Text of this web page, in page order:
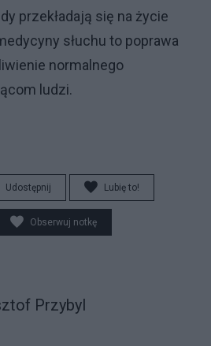
przekładają się na życie
słuchu to poprawa
normalnego
ludzi.
Udostępnij Lubię to!
Obserwuj notkę
Przybyl